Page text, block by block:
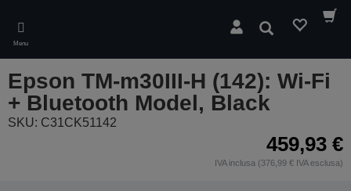
main
content
Menu
Cerca
Epson TM-m30III-H (142): Wi-Fi
+ Bluetooth Model, Black
SKU: C31CK51142
459,93 €
IVA inclusa (376,99 € IVA esclusa)